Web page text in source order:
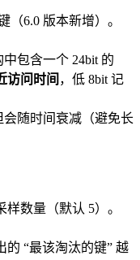
（6.0 版本新增）。
中包含一个 24bit 的
访问时间 ，低 8bit 记
随时间衰减（避免长
数量（默认 5）。
的 “最该淘汰的键” 越